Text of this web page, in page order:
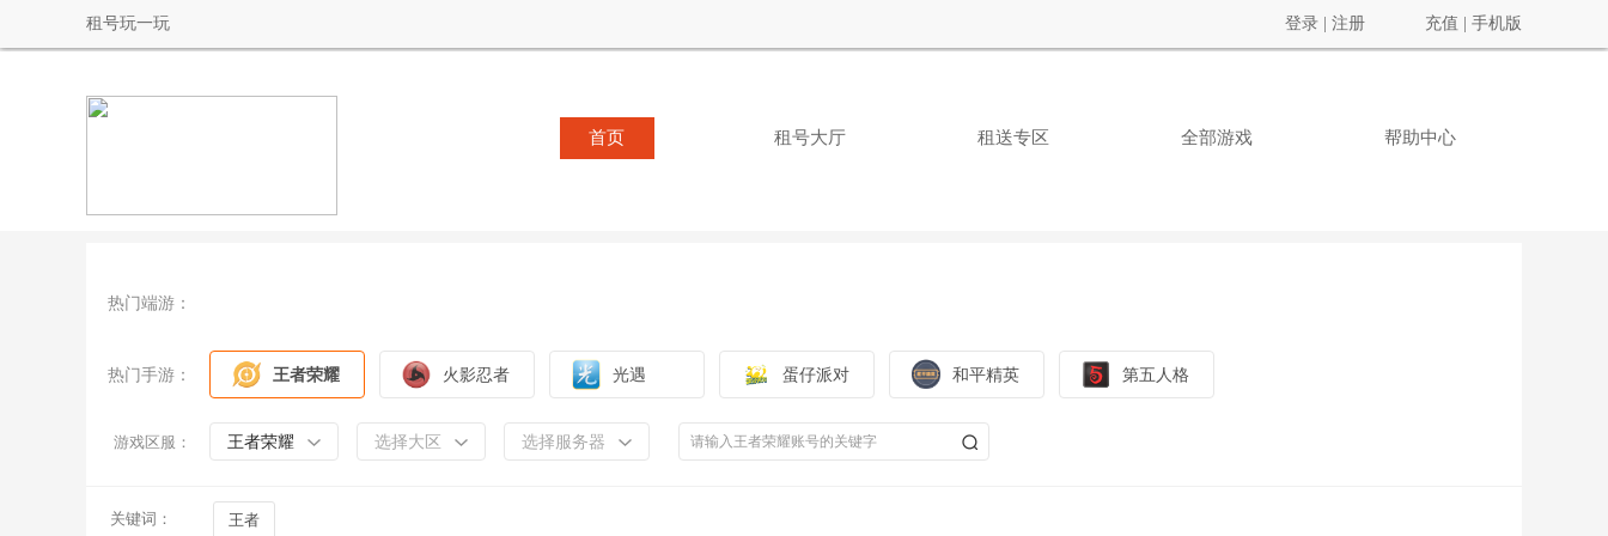
租号玩一玩 登录 注册 充值 手机版
首页 租号大厅 租送专区 全部游戏 帮助中心
热门端游：
热门手游： 王者荣耀 火影忍者 光遇 蛋仔派对 和平精英 第五人格
游戏区服： 王者荣耀 选择大区 选择服务器
关键词： 王者